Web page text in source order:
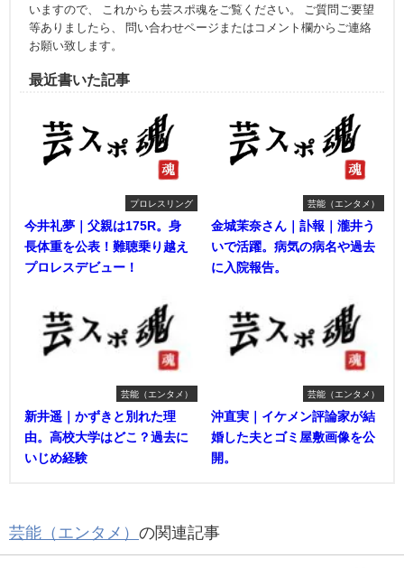
いますので、 これからも芸スポ魂をご覧ください。 ご質問ご要望
等ありましたら、 問い合わせページまたはコメント欄からご連絡
お願い致します。
最近書いた記事
プロレスリング
今井礼夢｜父親は175R。身
長体重を公表！難聴乗り越え
プロレスデビュー！
芸能（エンタメ）
金城茉奈さん｜訃報｜瀧井う
いで活躍。病気の病名や過去
に入院報告。
芸能（エンタメ）
新井遥｜かずきと別れた理
由。高校大学はどこ？過去に
いじめ経験
芸能（エンタメ）
沖直実｜イケメン評論家が結
婚した夫とゴミ屋敷画像を公
開。
芸能（エンタメ） の関連記事